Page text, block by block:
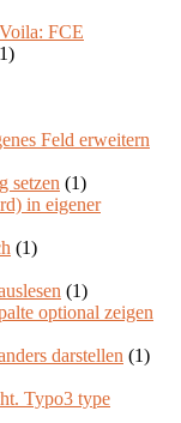
FCE
Feld erweitern
setzen (1)
in eigener
(1)
(1)
optional zeigen
darstellen (1)
Typo3 type